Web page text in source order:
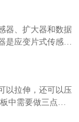
器、扩大器和数据
是应变片式传感
以拉伸，还可以压